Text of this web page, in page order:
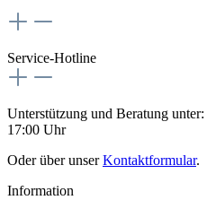
Service-Hotline
Unterstützung und Beratung unter:
17:00 Uhr
Oder über unserKontaktformular.
Information